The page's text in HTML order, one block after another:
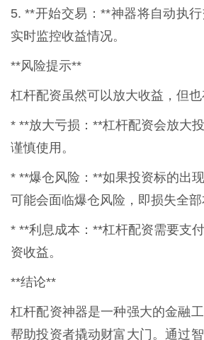
5. **开始交易：**神器将自动执
实时监控收益情况。
**风险提示**
杠杆配资虽然可以放大收益，但也
* **放大亏损：**杠杆配资会放大
谨慎使用。
* **爆仓风险：**如果投资标的出
可能会面临爆仓风险，即损失全部
* **利息成本：**杠杆配资需要支
资收益。
**结论**
杠杆配资神器是一种强大的金融
帮助投资者撬动财富大门。通过